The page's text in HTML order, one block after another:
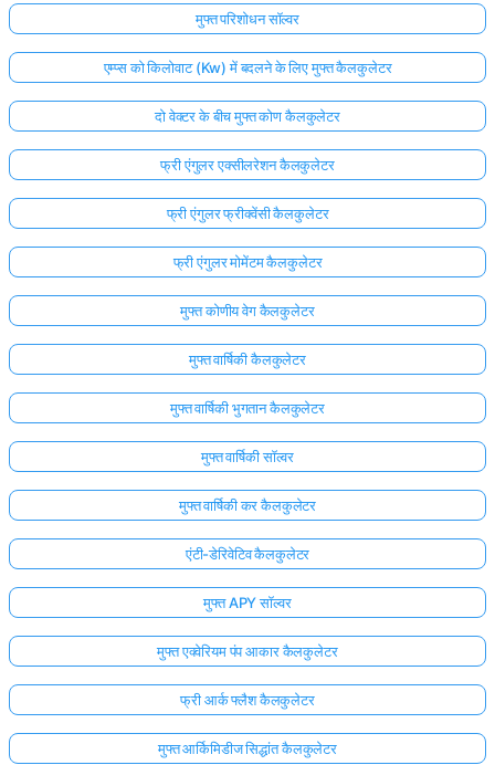
मुफ्त परिशोधन सॉल्वर
एम्प्स को किलोवाट (Kw) में बदलने के लिए मुफ्त कैलकुलेटर
दो वेक्टर के बीच मुफ्त कोण कैलकुलेटर
फ्री एंगुलर एक्सीलरेशन कैलकुलेटर
फ्री एंगुलर फ्रीक्वेंसी कैलकुलेटर
फ्री एंगुलर मोमेंटम कैलकुलेटर
मुफ्त कोणीय वेग कैलकुलेटर
मुफ्त वार्षिकी कैलकुलेटर
मुफ्त वार्षिकी भुगतान कैलकुलेटर
मुफ्त वार्षिकी सॉल्वर
मुफ्त वार्षिकी कर कैलकुलेटर
एंटी-डेरिवेटिव कैलकुलेटर
मुफ्त APY सॉल्वर
मुफ्त एक्वेरियम पंप आकार कैलकुलेटर
फ्री आर्क फ्लैश कैलकुलेटर
मुफ्त आर्किमिडीज सिद्धांत कैलकुलेटर